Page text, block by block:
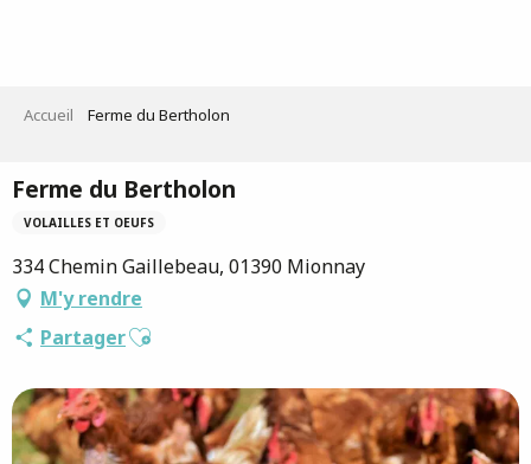
Accueil Ferme du Bertholon
Ferme du Bertholon
VOLAILLES ET OEUFS
334 Chemin Gaillebeau, 01390 Mionnay
M'y rendre
PartagerAjouter aux favoris